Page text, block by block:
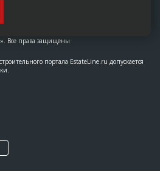
Все права защищены
портала EstateLine.ru допускается